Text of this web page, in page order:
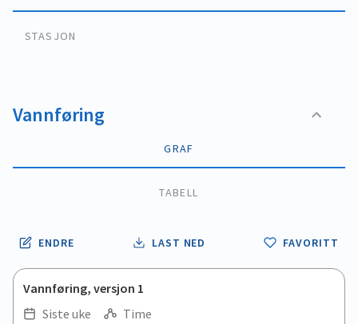
STASJON
Vannføring
GRAF
TABELL
ENDRE LAST NED FAVORITT
Vannføring, versjon 1
Siste uke
Time